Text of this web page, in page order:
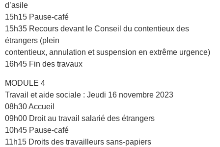
d’asile
15h15 Pause-café
15h35 Recours devant le Conseil du contentieux des
étrangers (plein
contentieux, annulation et suspension en extrême urgence)
16h45 Fin des travaux
MODULE 4
Travail et aide sociale : Jeudi 16 novembre 2023
08h30 Accueil
09h00 Droit au travail salarié des étrangers
10h45 Pause-café
11h15 Droits des travailleurs sans-papiers